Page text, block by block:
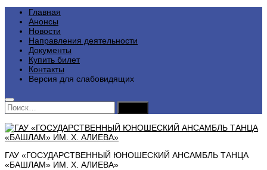
Главная
Анонсы
Новости
Направления деятельности
Документы
Купить билет
Контакты
Версия для слабовидящих
Найти:
ГАУ «ГОСУДАРСТВЕННЫЙ ЮНОШЕСКИЙ АНСАМБЛЬ ТАНЦА
«БАШЛАМ» ИМ. Х. АЛИЕВА»